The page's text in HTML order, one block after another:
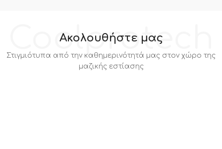
Coolprotech
Ακολουθήστε μας
Στιγμιότυπα από την καθημερινότητά μας στον χώρο της
μαζικής εστίασης